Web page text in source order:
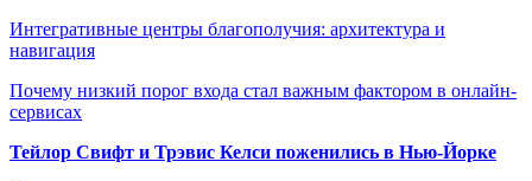
Интегративные центры благополучия: архитектура и
навигация
Почему низкий порог входа стал важным фактором в онлайн-
сервисах
Тейлор Свифт и Трэвис Келси поженились в Нью-Йорке